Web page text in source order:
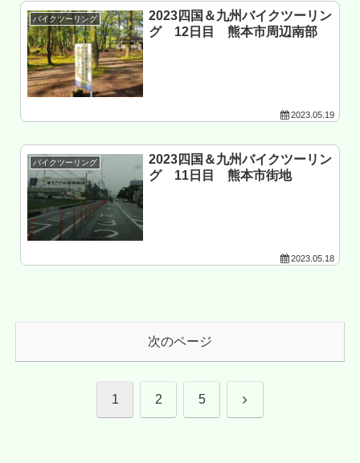
バイクツーリング
2023四国＆九州バイクツーリン
グ 12日目 熊本市周辺南部
2023.05.19
バイクツーリング
2023四国＆九州バイクツーリン
グ 11日目 熊本市街地
2023.05.18
次のページ
1 2 5 次